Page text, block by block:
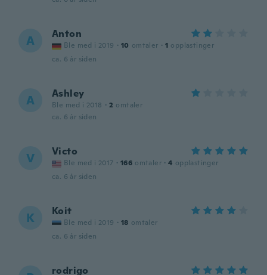
A Anton
Ble med i 2019 · 10 omtaler · 1 opplastinger
ca. 6 år siden
A Ashley
Ble med i 2018 · 2 omtaler
ca. 6 år siden
V Victo
Ble med i 2017 · 166 omtaler · 4 opplastinger
ca. 6 år siden
K Koit
Ble med i 2019 · 18 omtaler
ca. 6 år siden
rodrigo